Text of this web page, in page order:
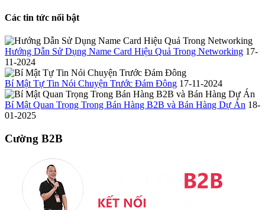
Các tin tức nổi bật
Hướng Dẫn Sử Dụng Name Card Hiệu Quả Trong Networking 17-
11-2024
Bí Mật Tự Tin Nói Chuyện Trước Đám Đông 17-11-2024
Bí Mật Quan Trọng Trong Bán Hàng B2B và Bán Hàng Dự Án 18-
01-2025
Cường B2B